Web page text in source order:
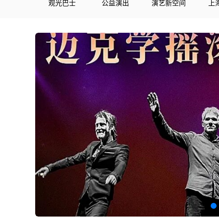
观光巴士 公益演出 演艺新空间